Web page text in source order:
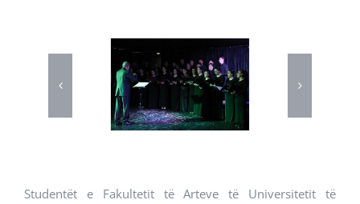
Studentët e Fakultetit të Arteve të Universitetit të